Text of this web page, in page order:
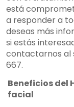
está
a responder a
deseas más
si estás
contactarnos al
667.
Beneficios del
facial